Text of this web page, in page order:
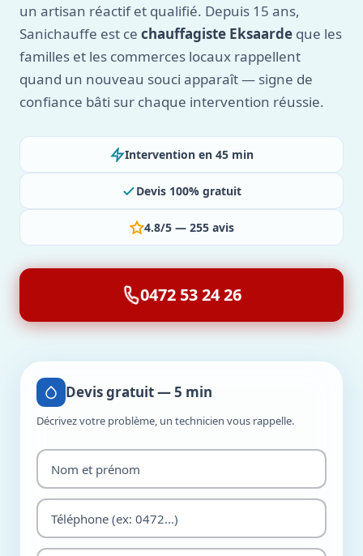
un artisan réactif et qualifié. Depuis 15 ans,
Sanichauffe est ce chauffagiste Eksaarde que les
familles et les commerces locaux rappellent
quand un nouveau souci apparaît — signe de
confiance bâti sur chaque intervention réussie.
Intervention en 45 min
Devis 100% gratuit
4.8/5 — 255 avis
0472 53 24 26
Devis gratuit — 5 min
Décrivez votre problème, un technicien vous rappelle.